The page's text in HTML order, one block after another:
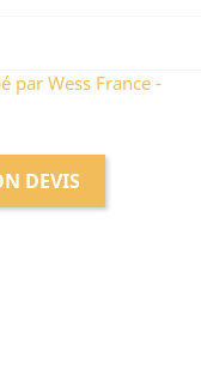
par Wess France -
DEVIS